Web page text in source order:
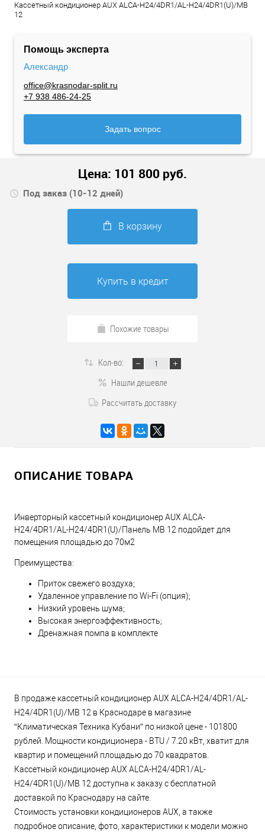
Кассетный кондиционер AUX ALCA-H24/4DR1/AL-H24/4DR1(U)/MB
12
Помощь эксперта
Александр
office@krasnodar-split.ru
+7 938 486-24-25
Задать вопрос
Цена: 101 800 руб.
Под заказ (10-12 дней)
В корзину
Купить в кредит
Похожие товары
Кол-во:
Нашли дешевле
Рассчитать доставку
ОПИСАНИЕ ТОВАРА
Инверторный кассетный кондиционер AUX ALCA-
H24/4DR1/AL-H24/4DR1(U)/Панель MB 12 подойдет для
помещения площадью до 70м2
Преимущества:
Приток свежего воздуха;
Удаленное управление по Wi-Fi (опция);
Низкий уровень шума;
Высокая энергоэффективность;
Дренажная помпа в комплекте
В продаже кассетный кондиционер AUX ALCA-H24/4DR1/AL-
H24/4DR1(U)/MB 12 в Краснодаре в магазине
“Климатическая Техника Кубани” по низкой цене - 101800
рублей. Мощности кондиционера - BTU / 7.20 кВт, хватит для
квартир и помещений площадью до 70 квадратов.
Кассетный кондиционер AUX ALCA-H24/4DR1/AL-
H24/4DR1(U)/MB 12 доступна к заказу с бесплатной
доставкой по Краснодару на сайте.
Стоимость установки кондиционеров AUX, а также
подробное описание, фото, характеристики к модели можно